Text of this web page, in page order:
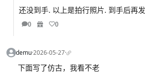
还没到手. 以上是拍行照片. 到手后再
0 0
demu·2026-05-27·
下面写了仿古，我看不老